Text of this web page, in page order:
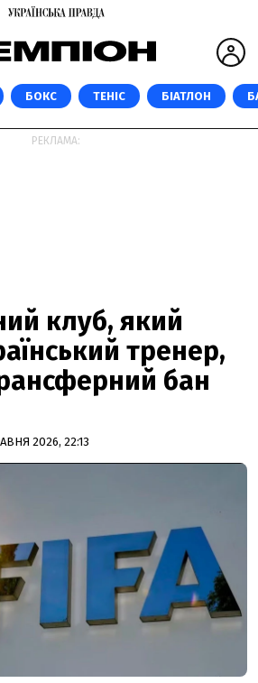
БОКС ТЕНІС БІАТЛОН
РЕКЛАМА:
клуб, який
тренер,
бан
2026, 22:13